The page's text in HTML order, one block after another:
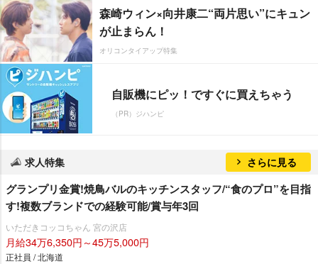
森崎ウィン×向井康二“両片思い”にキュン
が止まらん！
オリコンタイアップ特集
自販機にピッ！ですぐに買えちゃう
（PR）ジハンピ
求人特集 さらに見る
グランプリ金賞!焼鳥バルのキッチンスタッフ/“食のプロ”を目指
す!複数ブランドでの経験可能/賞与年3回
いただきコッコちゃん 宮の沢店
月給34万6,350円～45万5,000円
正社員 / 北海道